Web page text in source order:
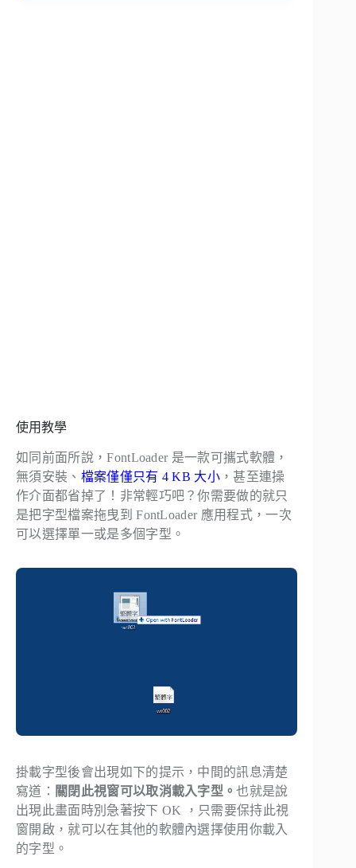
使用教學
如同前面所說，FontLoader 是一款可攜式軟體，
無須安裝、 檔案僅僅只有 4 KB 大小 ，甚至連操
作介面都省掉了！非常輕巧吧？你需要做的就只
是把字型檔案拖曳到 FontLoader 應用程式，一次
可以選擇單一或是多個字型。
掛載字型後會出現如下的提示，中間的訊息清楚
寫道： 關閉此視窗可以取消載入字型。也就是說
出現此畫面時別急著按下 OK ，只需要保持此視
窗開啟，就可以在其他的軟體內選擇使用你載入
的字型。